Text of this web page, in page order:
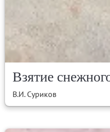
Взятие
В.И. Суриков